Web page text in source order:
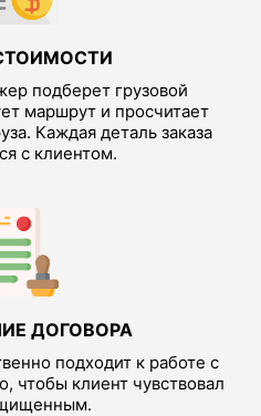
подберет грузовой
маршрут и просчитает
Каждая деталь заказа
с клиентом.
ДОГОВОРА
подходит к работе с
чтобы клиент чувствовал